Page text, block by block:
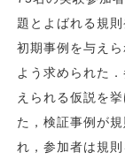
題とよばれる規
初期事例を与え
よう求められた
えられる仮説を
た，検証事例が
れ，参加者は規